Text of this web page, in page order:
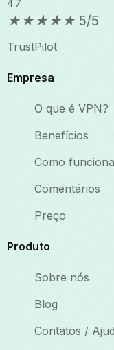
4.7
★★★★★ 5/5
TrustPilot
Empresa
O que é VPN?
Benefícios
Como funciona
Comentários
Preço
Produto
Sobre nós
Blog
Contatos /